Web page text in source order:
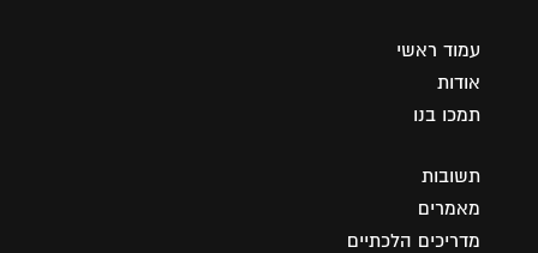
עמוד ראשי
אודות
תמכו בנו
תשובות
מאמרים
מדריכים הלכתיים